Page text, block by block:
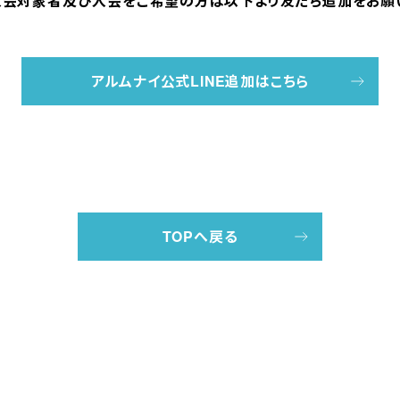
アルムナイ公式LINE追加はこちら
TOPへ戻る